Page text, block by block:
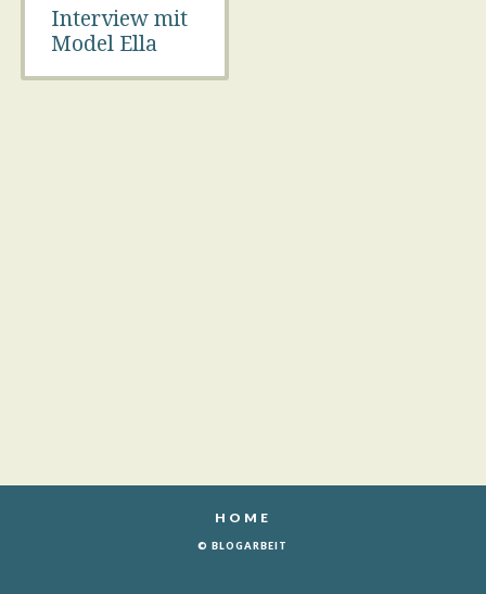
Interview mit
Model Ella
HOME
© BLOGARBEIT